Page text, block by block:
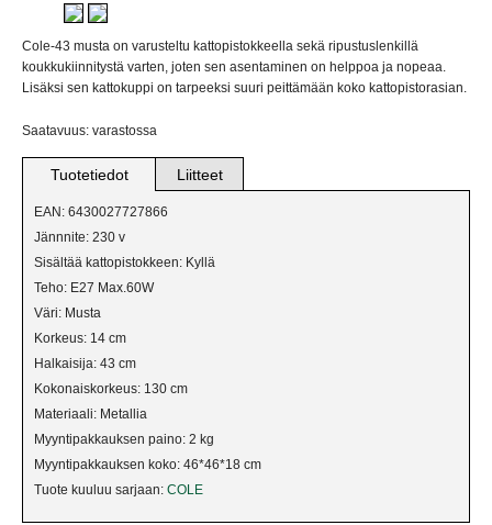
REKISTERÖITYMINEN MATROLIGHT-
VERKKOKAUPPAAN
BILJARDIVALAISIMET
IKKUNAVALAISIMET
KANGASVALAISIMET
KATTO- JA PALLOVALAISIMET
KRISTALLIVALAISIMET
KRUUNUT
LATTIAVALAISIMET
PLAFONDIT
PÖYTÄVALAISIMET
Cole-43 musta on varusteltu kattopistokkeella sekä ripustuslenkillä
koukkukiinnitystä varten, joten sen asentaminen on helppoa ja nopeaa.
Lisäksi sen kattokuppi on tarpeeksi suuri peittämään koko kattopistorasian.
Saatavuus: varastossa
Tuotetiedot Liitteet
EAN: 6430027727866
Jännnite: 230 v
Sisältää kattopistokkeen: Kyllä
Teho: E27 Max.60W
Väri: Musta
Korkeus: 14 cm
Halkaisija: 43 cm
Kokonaiskorkeus: 130 cm
Materiaali: Metallia
Myyntipakkauksen paino: 2 kg
Myyntipakkauksen koko: 46*46*18 cm
Tuote kuuluu sarjaan: COLE